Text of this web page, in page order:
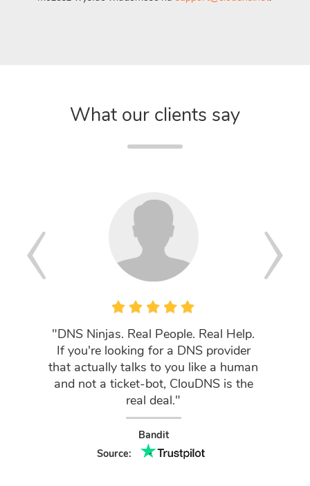
What our clients say
"DNS Ninjas. Real People. Real Help.
If you're looking for a DNS provider
that actually talks to you like a human
and not a ticket-bot, ClouDNS is the
real deal."
Bandit
Source: